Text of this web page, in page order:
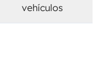
vehículos